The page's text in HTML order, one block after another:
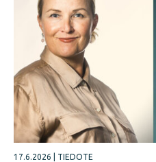
17.6.2026 TIEDOTE